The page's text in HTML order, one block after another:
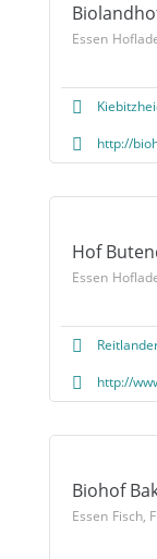
Essen
http://
Hof
Essen
http://
Biohof
Essen Fisch,